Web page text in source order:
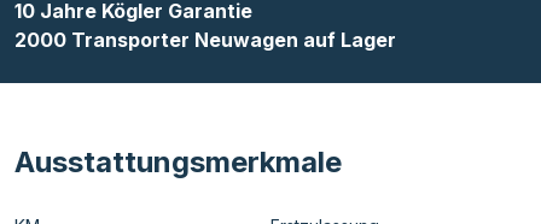
10 Jahre Kögler Garantie
2000 Transporter Neuwagen auf Lager
Ausstattungsmerkmale